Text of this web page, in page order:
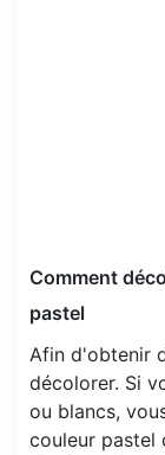
Comment
pastel
Afin d'obtenir
décolorer. Si
ou blancs,
couleur pastel